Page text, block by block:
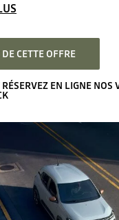
CETTE OFFRE
EN LIGNE NOS